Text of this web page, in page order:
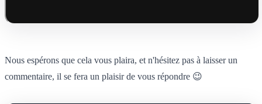
Nous espérons que cela vous plaira, et n'hésitez pas à laisser un
commentaire, il se fera un plaisir de vous répondre 😉